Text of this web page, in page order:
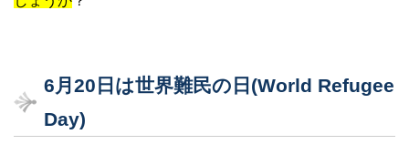
6月20日は世界難民の日(World Refugee
Day)